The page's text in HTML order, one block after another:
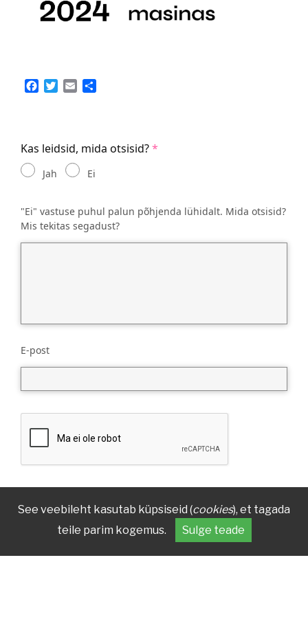
Facebook
Twitter
Email
Kas leidsid, mida otsisid?
Jah Ei
"Ei" vastuse puhul palun põhjenda lühidalt. Mida otsisid?
Mis tekitas segadust?
E-post
See veebileht kasutab küpsiseid (cookies), et tagada
teile parim kogemus.
Sulge teade